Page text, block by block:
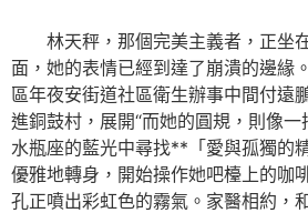
林天秤，那個完美主義者，正坐
面，她的表情已經到達了崩潰的邊緣
區年夜安街道社區衛生辦事中間付遠
進銅鼓村，展開“而她的圓規，則像
水瓶座的藍光中尋找**「愛與孤獨的
優雅地轉身，開始操作她吧檯上的咖
孔正噴出彩虹色的霧氣。家醫相約，